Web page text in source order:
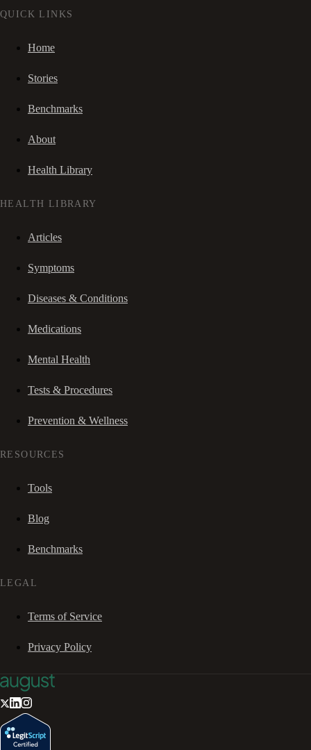
QUICK LINKS
Home
Stories
Benchmarks
About
Health Library
HEALTH LIBRARY
Articles
Symptoms
Diseases & Conditions
Medications
Mental Health
Tests & Procedures
Prevention & Wellness
RESOURCES
Tools
Blog
Benchmarks
LEGAL
Terms of Service
Privacy Policy